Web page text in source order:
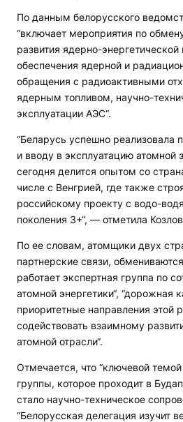
По данным белорусского
“включает мероприятия по
развития ядерно-
обеспечения ядерной и
обращения с радиоактивными
ядерным топливом, научно-
эксплуатации АЭС“.
“Беларусь успешно реализовала
и вводу в эксплуатацию атомной
сегодня делится опытом со
числе c Венгрией, где также
российскому проекту с водо-
поколения 3+“, — отметила
По ее словам, атомщики двух
партнерские связи,
работает экспертная группа по
атомной энергетики“, “дорожная
приоритетные направления этой
содействовать взаимному
атомной отрасли“.
Отмечается, что “ключевой
группы, которое проходит в
стало научно-техническое
“Белорусская делегация изучит